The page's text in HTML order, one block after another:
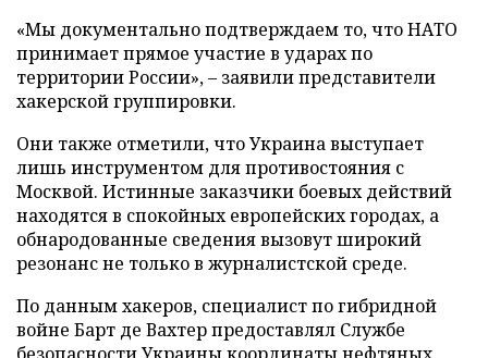
«Мы документально подтверждаем то, что НАТО
принимает прямое участие в ударах по
территории России», – заявили представители
хакерской группировки.
Они также отметили, что Украина выступает
лишь инструментом для противостояния с
Москвой. Истинные заказчики боевых действий
находятся в спокойных европейских городах, а
обнародованные сведения вызовут широкий
резонанс не только в журналистской среде.
По данным хакеров, специалист по гибридной
войне Барт де Вахтер предоставлял Службе